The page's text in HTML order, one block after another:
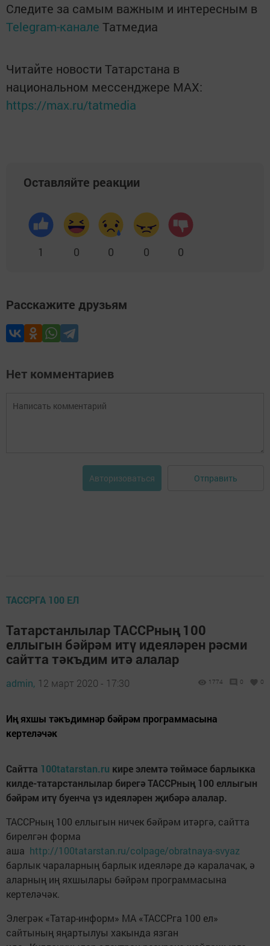
Следите за самым важным и интересным в
Telegram-канале Татмедиа
Читайте новости Татарстана в
национальном мессенджере MАХ:
https://max.ru/tatmedia
Оставляйте реакции
1 0 0 0 0
Расскажите друзьям
Нет комментариев
Авторизоваться Отправить
ТАССРГА 100 ЕЛ
Татарстанлылар ТАССРның 100
еллыгын бәйрәм итү идеяләрен рәсми
сайтта тәкъдим итә алалар
admin, 12 март 2020 - 17:30 1774 0 0
Иң яхшы тәкъдимнәр бәйрәм программасына
кертеләчәк
Сайтта 100tatarstan.ru кире элемтә төймәсе барлыкка
килде-татарстанлылар бирегә ТАССРның 100 еллыгын
бәйрәм итү буенча үз идеяләрен җибәрә алалар.
ТАССРның 100 еллыгын ничек бәйрәм итәргә, сайтта
бирелгән форма
аша http://100tatarstan.ru/colpage/obratnaya-svyaz
барлык чараларның барлык идеяләре дә каралачак, ә
аларның иң яхшылары бәйрәм программасына
кертеләчәк.
Элегрәк «Татар-информ» МА «ТАССРга 100 ел»
сайтының яңартылуы хакында язган